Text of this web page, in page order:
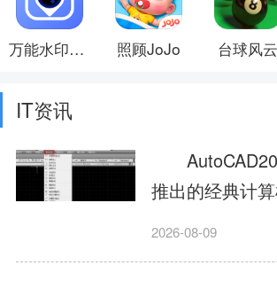
万能水印相机 照顾JoJo 台球风云
IT资讯
推出的经典计
工具，主打稳
2026-08-09